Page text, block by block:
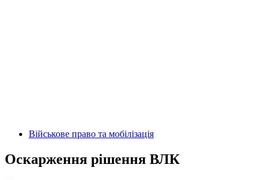
Військове право та мобілізація
Оскарження рішення ВЛК